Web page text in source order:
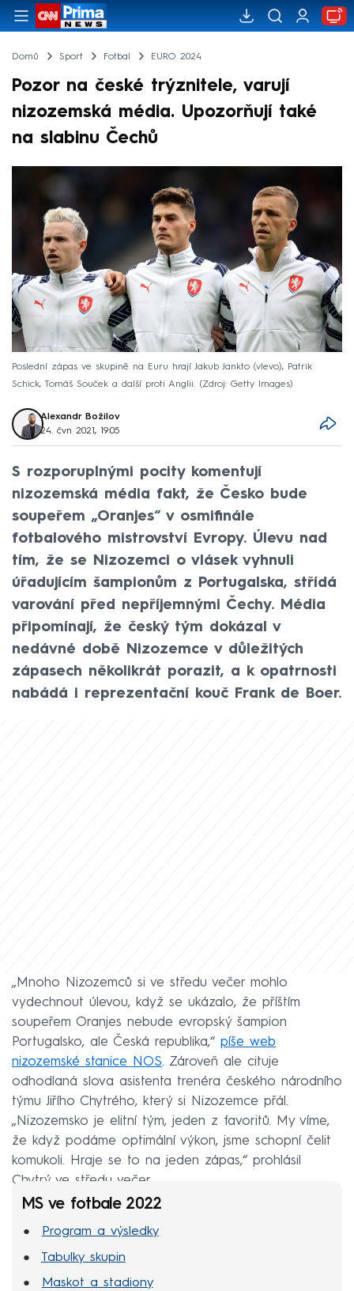
Domů Sport Fotbal EURO 2024
Pozor na české trýznitele, varují
nizozemská média. Upozorňují také
na slabinu Čechů
Poslední zápas ve skupině na Euru hrají Jakub Jankto (vlevo), Patrik
Schick, Tomáš Souček a další proti Anglii.
Zdroj: Getty Images
Alexandr Božilov
24. čvn 2021, 19:05
S rozporuplnými pocity komentují
nizozemská média fakt, že Česko bude
soupeřem „Oranjes“ v osmifinále
fotbalového mistrovství Evropy. Úlevu nad
tím, že se Nizozemci o vlásek vyhnuli
úřadujícím šampionům z Portugalska, střídá
varování před nepříjemnými Čechy. Média
připomínají, že český tým dokázal v
nedávné době Nizozemce v důležitých
zápasech několikrát porazit, a k opatrnosti
nabádá i reprezentační kouč Frank de Boer.
„Mnoho Nizozemců si ve středu večer mohlo
vydechnout úlevou, když se ukázalo, že příštím
soupeřem Oranjes nebude evropský šampion
Portugalsko, ale Česká republika,“ píše web
nizozemské stanice NOS. Zároveň ale cituje
odhodlaná slova asistenta trenéra českého národního
týmu Jiřího Chytrého, který si Nizozemce přál.
„Nizozemsko je elitní tým, jeden z favoritů. My víme,
že když podáme optimální výkon, jsme schopní čelit
komukoli. Hraje se to na jeden zápas,“ prohlásil
Chytrý ve středu večer.
MS ve fotbale 2022
Program a výsledky
Tabulky skupin
Maskot a stadiony